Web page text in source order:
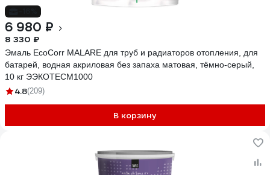
6 980 ₽
8 330 ₽
Эмаль EcoCorr MALARE для труб и радиаторов отопления, для
батарей, водная акриловая без запаха матовая, тёмно-серый,
10 кг ЭЭКОТЕСМ1000
4.8(209)
В корзину